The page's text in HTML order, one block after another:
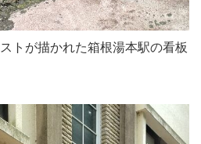
トが描かれた箱根湯本駅の看板